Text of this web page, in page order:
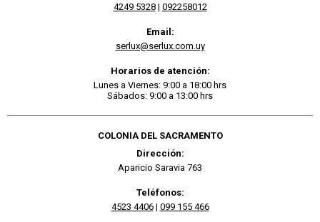
4249 5328| 092258012
Email:
serlux@serlux.com.uy
Horarios de atención:
Lunes a Viernes: 9:00 a 18:00 hrs
Sábados: 9:00 a 13:00 hrs
COLONIA DEL SACRAMENTO
Dirección:
Aparicio Saravia 763
Teléfonos:
4523 4406| 099 155 466